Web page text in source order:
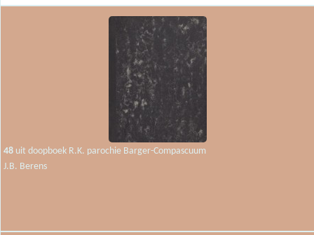
48 uit doopboek R.K. parochie Barger-Compascuum
J.B. Berens